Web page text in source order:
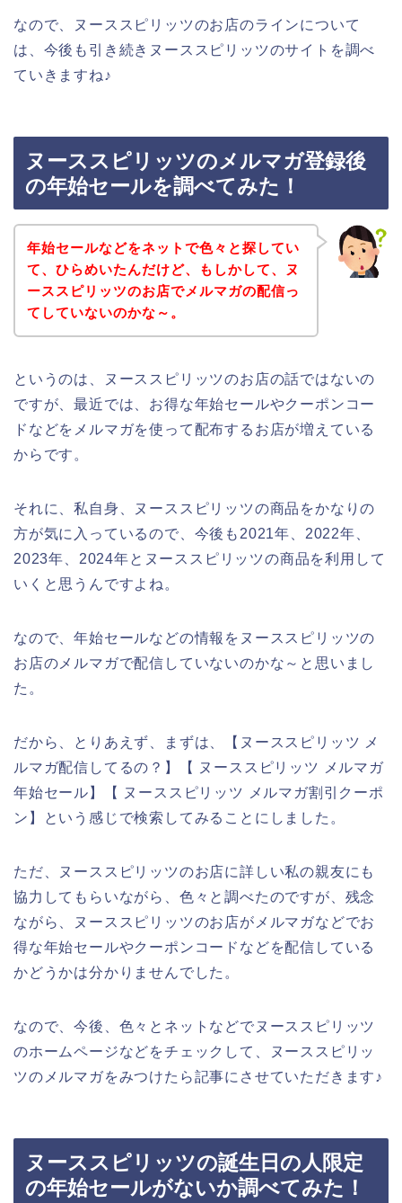
なので、ヌーススピリッツのお店のラインについて
は、今後も引き続きヌーススピリッツのサイトを調べ
ていきますね♪
ヌーススピリッツのメルマガ登録後
の年始セールを調べてみた！
年始セールなどをネットで色々と探してい
て、ひらめいたんだけど、もしかして、ヌ
ーススピリッツのお店でメルマガの配信っ
てしていないのかな～。
というのは、ヌーススピリッツのお店の話ではないの
ですが、最近では、お得な年始セールやクーポンコー
ドなどをメルマガを使って配布するお店が増えている
からです。
それに、私自身、ヌーススピリッツの商品をかなりの
方が気に入っているので、今後も2021年、2022年、
2023年、2024年とヌーススピリッツの商品を利用して
いくと思うんですよね。
なので、年始セールなどの情報をヌーススピリッツの
お店のメルマガで配信していないのかな～と思いまし
た。
だから、とりあえず、まずは、【ヌーススピリッツ メ
ルマガ配信してるの？】【 ヌーススピリッツ メルマガ
年始セール】【 ヌーススピリッツ メルマガ割引クーポ
ン】という感じで検索してみることにしました。
ただ、ヌーススピリッツのお店に詳しい私の親友にも
協力してもらいながら、色々と調べたのですが、残念
ながら、ヌーススピリッツのお店がメルマガなどでお
得な年始セールやクーポンコードなどを配信している
かどうかは分かりませんでした。
なので、今後、色々とネットなどでヌーススピリッツ
のホームページなどをチェックして、ヌーススピリッ
ツのメルマガをみつけたら記事にさせていただきます♪
ヌーススピリッツの誕生日の人限定
の年始セールがないか調べてみた！